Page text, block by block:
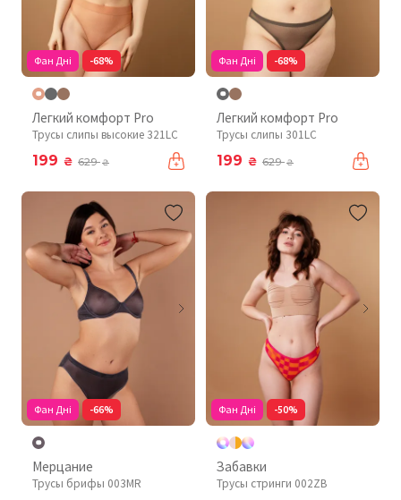
Фан Дні -68%
Легкий комфорт Pro
Трусы слипы высокие 321LC
199 ₴ 629₴
Фан Дні -68%
Легкий комфорт Pro
Трусы слипы 301LC
199 ₴ 629₴
Фан Дні -66%
Мерцание
Трусы брифы 003MR
Фан Дні -50%
Забавки
Трусы стринги 002ZB